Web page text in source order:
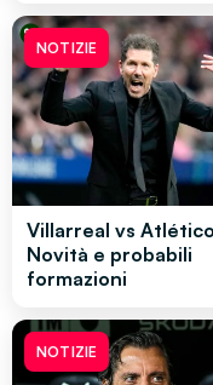
NOTIZIE
Villarreal vs
Novità e probabili
formazioni
NOTIZIE